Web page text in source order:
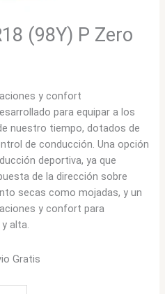
(98Y) P Zero
y confort
para equipar a los
nuestro tiempo, dotados de
de conducción. Una opción
deportiva, ya que
de la dirección sobre
secas como mojadas, y un
y confort para
alta.
Gratis